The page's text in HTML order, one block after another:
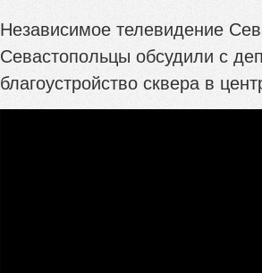
Независимое телевидение
Севастопольцы обсудили с
благоустройство сквера в